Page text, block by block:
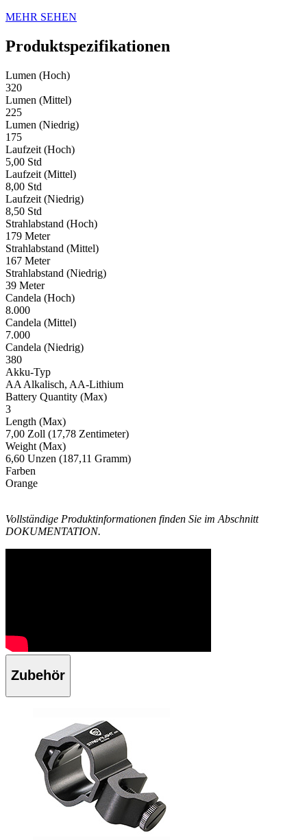
MEHR SEHEN
Produktspezifikationen
Lumen (Hoch)
320
Lumen (Mittel)
225
Lumen (Niedrig)
175
Laufzeit (Hoch)
5,00 Std
Laufzeit (Mittel)
8,00 Std
Laufzeit (Niedrig)
8,50 Std
Strahlabstand (Hoch)
179 Meter
Strahlabstand (Mittel)
167 Meter
Strahlabstand (Niedrig)
39 Meter
Candela (Hoch)
8.000
Candela (Mittel)
7.000
Candela (Niedrig)
380
Akku-Typ
AA Alkalisch, AA-Lithium
Battery Quantity (Max)
3
Length (Max)
7,00 Zoll (17,78 Zentimeter)
Weight (Max)
6,60 Unzen (187,11 Gramm)
Farben
Orange
Vollständige Produktinformationen finden Sie im Abschnitt
DOKUMENTATION.
Zubehör